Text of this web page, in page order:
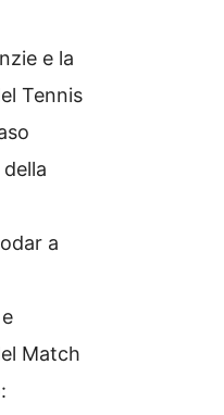
e la
Tennis
a
Match